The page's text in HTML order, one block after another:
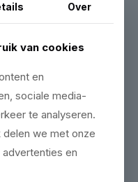
Over
van cookies
en
sociale media-
te analyseren.
we met onze
en